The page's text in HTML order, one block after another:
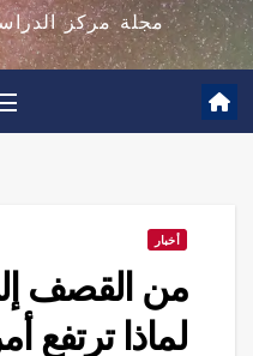
مجلة مركز
أخبار
من القصف
لماذا ترتفع